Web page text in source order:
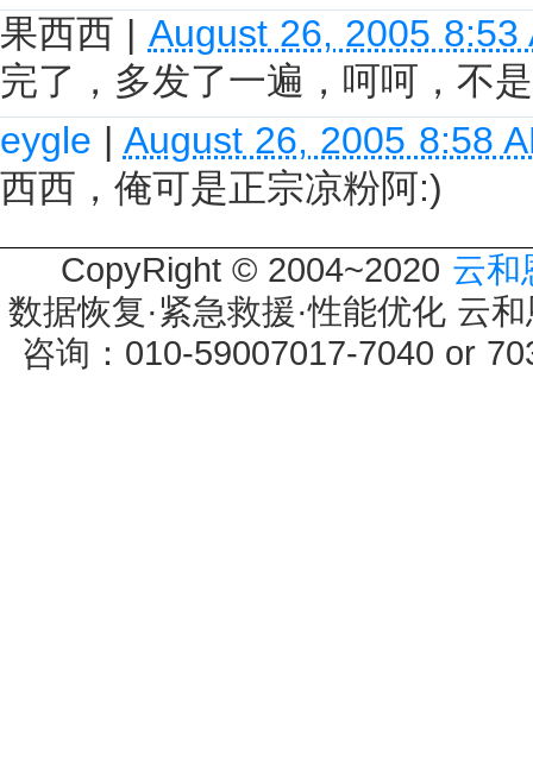
果西西 | August 26, 2005 8:53
完了，多发了一遍，呵呵，不
eygle | August 26, 2005 8:58
西西，俺可是正宗凉粉阿:)
CopyRight © 2004~2020 云和
数据恢复·紧急救援·性能优化 云
咨询：010-59007017-7040 or